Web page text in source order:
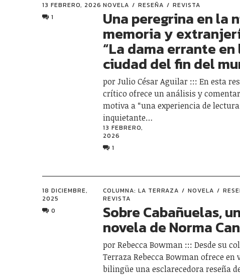
13 FEBRERO, 2026
1
NOVELA RESEÑA REVISTA
Una peregrina en la
memoria y
“La dama errante en
ciudad del fin del
por Julio César Aguilar ::: En esta
crítico ofrece un análisis y
motiva a “una experiencia de
inquietante…
13 FEBRERO,
2026
1
18 DICIEMBRE,
2025
0
COLUMNA: LA TERRAZA NOVELA
REVISTA
Sobre Cabañuelas,
novela de Norma
por Rebecca Bowman ::: Desde su
Terraza Rebecca Bowman ofrece en
bilingüe una esclarecedora reseña